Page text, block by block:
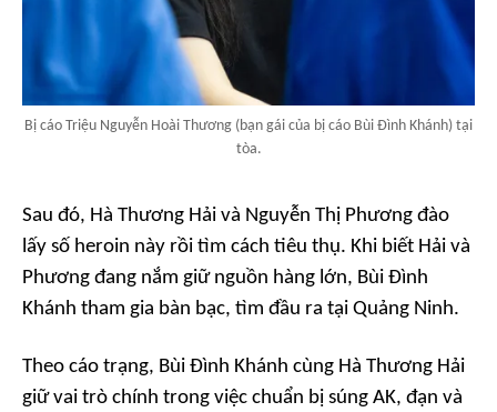
Bị cáo Triệu Nguyễn Hoài Thương (bạn gái của bị cáo Bùi Đình Khánh) tại
tòa.
Sau đó, Hà Thương Hải và Nguyễn Thị Phương đào
lấy số heroin này rồi tìm cách tiêu thụ. Khi biết Hải và
Phương đang nắm giữ nguồn hàng lớn, Bùi Đình
Khánh tham gia bàn bạc, tìm đầu ra tại Quảng Ninh.
Theo cáo trạng, Bùi Đình Khánh cùng Hà Thương Hải
giữ vai trò chính trong việc chuẩn bị súng AK, đạn và